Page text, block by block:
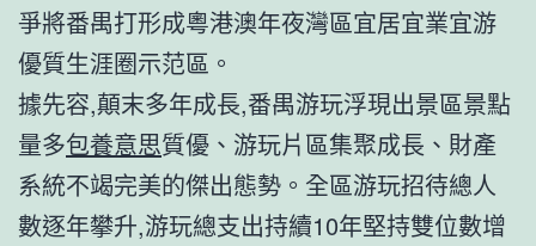
爭將番禺打形成粵港澳年夜灣區宜居宜業宜游
優質生涯圈示范區。
據先容,顛末多年成長,番禺游玩浮現出景區景點
量多包養意思質優、游玩片區集聚成長、財產
系統不竭完美的傑出態勢。全區游玩招待總人
數逐年攀升,游玩總支出持續10年堅持雙位數增